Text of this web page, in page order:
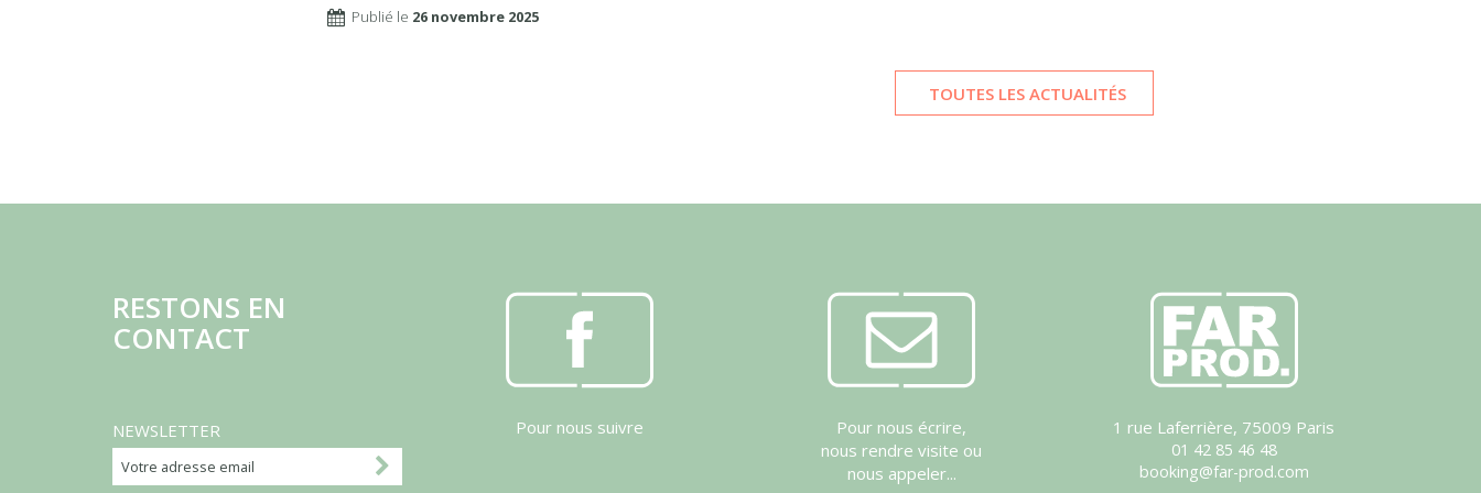
Publié le 26 novembre 2025
TOUTES LES ACTUALITÉS
RESTONS EN
CONTACT
NEWSLETTER Pour nous suivre
Pour nous écrire,
nous rendre visite ou
nous appeler...
1 rue Laferrière, 75009 Paris
01 42 85 46 48
booking@far-prod.com